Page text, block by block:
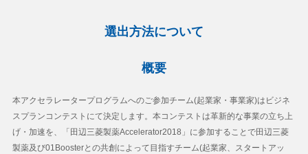
選出方法について
概要
本アクセラレータープログラムへのご参加チーム(起業家・事業家)はビジネ
スプランコンテストにて決定します。本コンテストは革新的な事業の立ち上
げ・加速を、「田辺三菱製薬Accelerator2018」に参加することで田辺三菱
製薬及び01Boosterとの共創によって目指すチーム(起業家、スタートアッ